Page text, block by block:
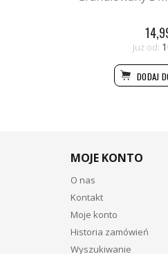
Już od:
DODAJ
MOJE KONTO
O nas
Kontakt
Moje konto
Historia zamówień
Wyszukiwanie